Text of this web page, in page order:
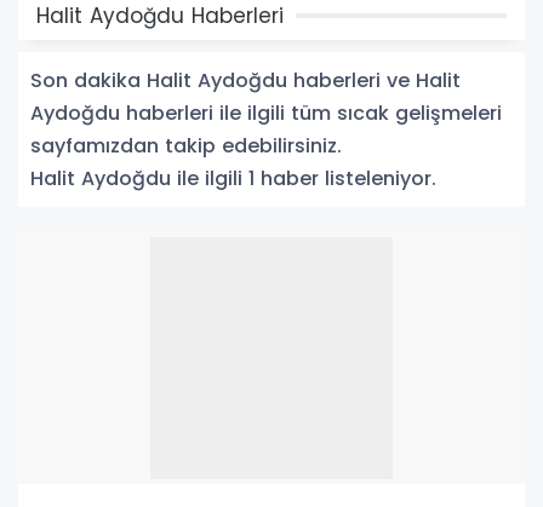
Halit Aydoğdu Haberleri
Son dakika Halit Aydoğdu haberleri ve Halit
Aydoğdu haberleri ile ilgili tüm sıcak gelişmeleri
sayfamızdan takip edebilirsiniz.
Halit Aydoğdu ile ilgili 1 haber listeleniyor.